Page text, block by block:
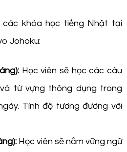
các khóa học tiếng Nhật tại
Johoku:
Học viên sẽ học các câu
từ vựng thông dụng trong
Tình độ tương đương với
Học viên sẽ nắm vững ngữ